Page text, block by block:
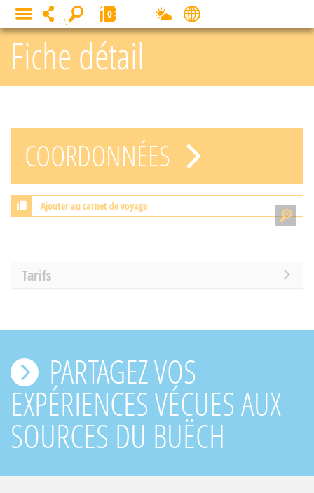
Fiche détail
COORDONNÉES
Ajouter au carnet de voyage
Tarifs
PARTAGEZ VOS
EXPÉRIENCES VÉCUES AUX
SOURCES DU BUËCH
MENU 0
Panneau de gestion des cookies